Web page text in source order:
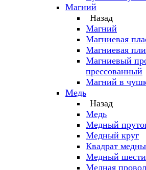
Магний
Назад
Магний
Магниевая
Магниевая
Магниевый
прессованный
Магний в
Медь
Назад
Медь
Медный
Медный круг
Квадрат
Медный
Медная